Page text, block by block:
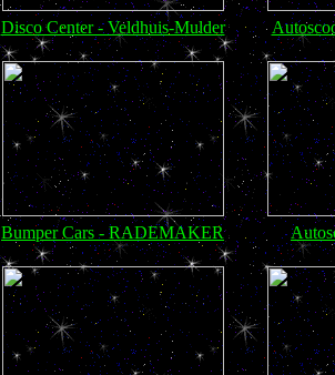
Disco Center - Veldhuis-Mulder
Bumper Cars - RADEMAKER